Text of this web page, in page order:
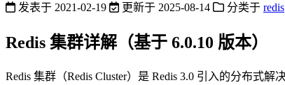
发表于 2021-02-19 更新于 2025-08-14 分类于 redis
Redis 集群详解（基于 6.0.10 版本）
Redis 集群（Redis Cluster）是 Redis 3.0 引入的分布式